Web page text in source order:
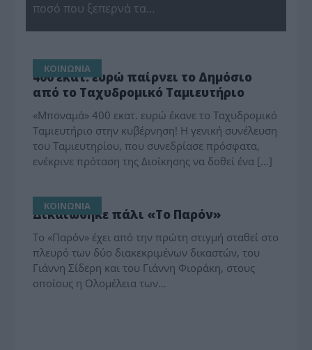
ποσό που ξεπερνά τα…
ΚΟΙΝΩΝΙΑ
400 εκατ. ευρώ παίρνει το Δημόσιο
από το Ταχυδρομικό Ταμιευτήριο
«Μποναμά» 400 εκατ. ευρώ έκανε το Ταχυδρομικό
Ταμιευτήριο στην κυβέρνηση! Η γενική συνέλευση
του Ταμιευτηρίου, που συνεδρίασε πρόσφατα,
ενέκρινε πρόταση της Διοίκησης να δοθεί ένα […]
ΚΟΙΝΩΝΙΑ
Δικαιώθηκε πάλι «Το Παρόν»
Το «Παρόν» έχει από την πρώτη στιγμή σταθεί στο
πλευρό των δύο διακεκριμένων δικαστών, του
Γιάννη Σίδερη και του Γιάννη Φιοράκη, στους
οποίους η Ολομέλεια των…